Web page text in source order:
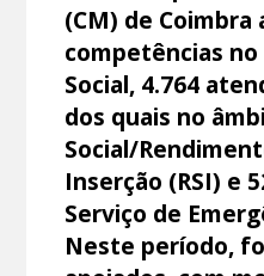
(CM) de Coimbra
competências
Social, 4.764
dos quais no
Social/
Inserção (RSI) e
Serviço de
Neste período,